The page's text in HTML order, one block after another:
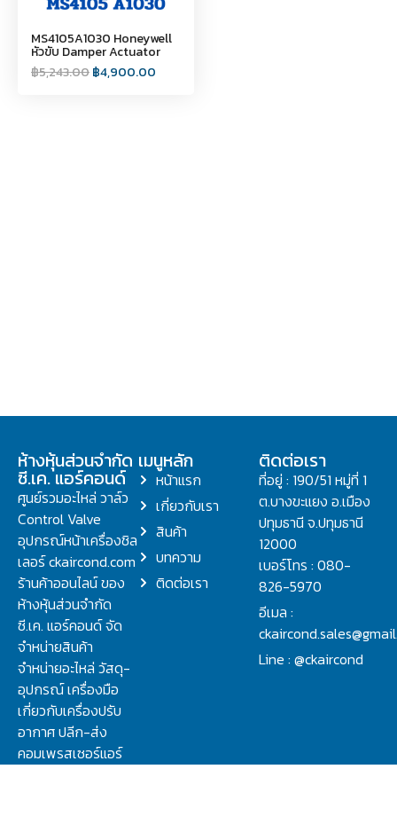
MS4105A1030 Honeywell
หัวขับ Damper Actuator
฿5,243.00฿4,900.00
ห้างหุ้นส่วนจำกัด
ซี.เค. แอร์คอนด์
ศูนย์รวมอะไหล่ วาล์ว
Control Valve
อุปกรณ์หน้าเครื่องชิล
เลอร์ ckaircond.com
ร้านค้าออนไลน์ ของ
ห้างหุ้นส่วนจำกัด
ซี.เค. แอร์คอนด์ จัด
จำหน่ายสินค้า
จำหน่ายอะไหล่ วัสดุ-
อุปกรณ์ เครื่องมือ
เกี่ยวกับเครื่องปรับ
อากาศ ปลีก-ส่ง
คอมเพรสเซอร์แอร์
เมนูหลัก
หน้าแรก
เกี่ยวกับเรา
สินค้า
บทความ
ติดต่อเรา
ติดต่อเรา
ที่อยู่ : 190/51 หมู่ที่ 1
ต.บางขะแยง อ.เมือง
ปทุมธานี จ.ปทุมธานี
12000
เบอร์โทร : 080-
826-5970
อีเมล :
Line : @ckaircond